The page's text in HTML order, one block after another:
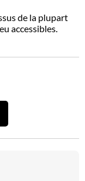
de la plupart
accessibles.